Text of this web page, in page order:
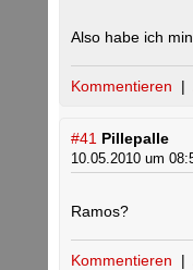
Also habe ich
Kommentieren |
#41 Pillepalle
10.05.2010 um
Ramos?
Kommentieren |